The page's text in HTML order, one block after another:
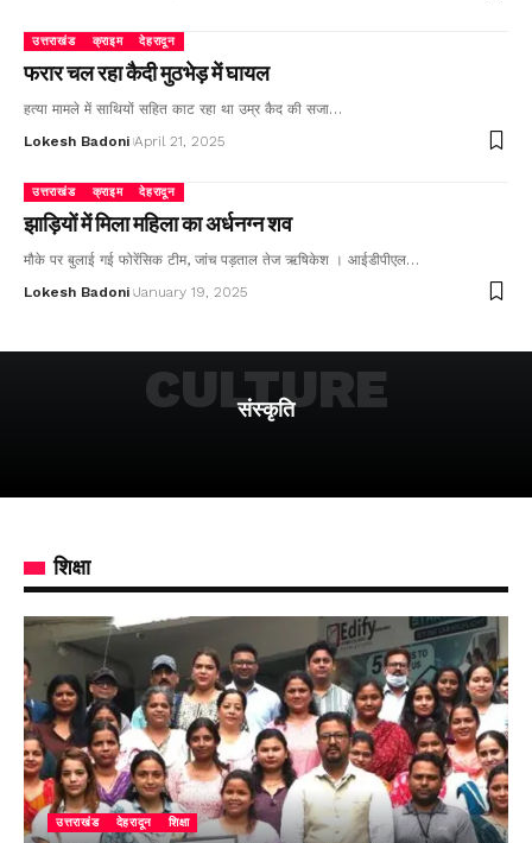
उत्तराखंड क्राइम देहरादून
फरार चल रहा कैदी मुठभेड़ में घायल
हत्या मामले में साथियों सहित काट रहा था उम्र कैद की सजा…
Lokesh Badoni April 21, 2025
उत्तराखंड क्राइम देहरादून
झाड़ियों में मिला महिला का अर्धनग्न शव
मौके पर बुलाई गई फोरेंसिक टीम, जांच पड़ताल तेज ऋषिकेश । आईडीपीएल…
Lokesh Badoni January 19, 2025
संस्कृति
CULTURE
शिक्षा
उत्तराखंड देहरादून शिक्षा